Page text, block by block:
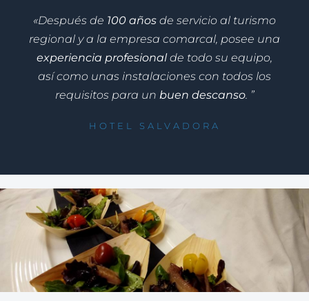
«Después de 100 años de servicio al turismo
regional y a la empresa comarcal, posee una
experiencia profesionalde todo su equipo,
así como unas instalaciones con todos los
requisitos para un buen descanso. ”
HOTEL SALVADORA